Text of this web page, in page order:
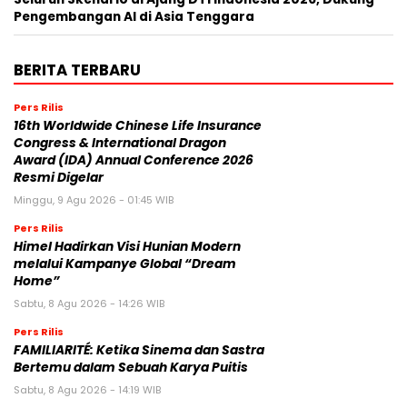
Pengembangan AI di Asia Tenggara
BERITA TERBARU
Pers Rilis
16th Worldwide Chinese Life Insurance
Congress & International Dragon
Award (IDA) Annual Conference 2026
Resmi Digelar
Minggu, 9 Agu 2026 - 01:45 WIB
Pers Rilis
Himel Hadirkan Visi Hunian Modern
melalui Kampanye Global “Dream
Home”
Sabtu, 8 Agu 2026 - 14:26 WIB
Pers Rilis
FAMILIARITÉ: Ketika Sinema dan Sastra
Bertemu dalam Sebuah Karya Puitis
Sabtu, 8 Agu 2026 - 14:19 WIB